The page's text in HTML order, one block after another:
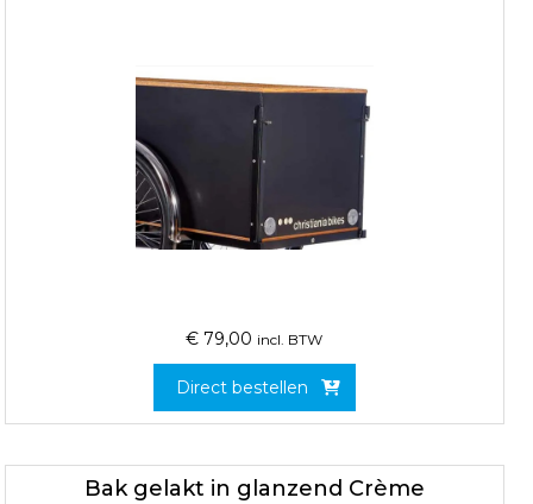
€ 79,00 incl. BTW
Direct bestellen
Bak gelakt in glanzend Crème